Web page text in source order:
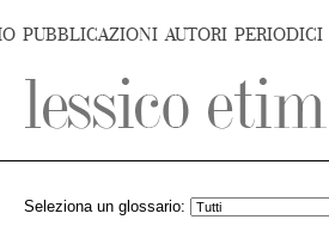
PUBBLICAZIONI AUTORI PERIODICI
Seleziona un glossario: